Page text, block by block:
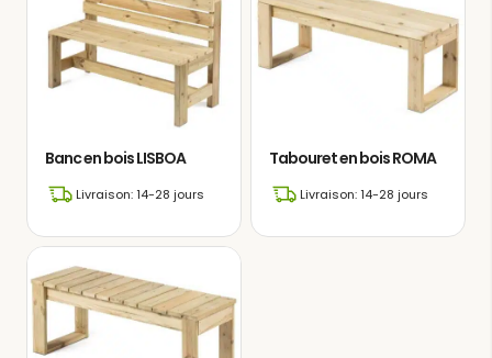
Banc en bois LISBOA
Livraison: 14-28 jours
Tabouret en bois ROMA
Livraison: 14-28 jours